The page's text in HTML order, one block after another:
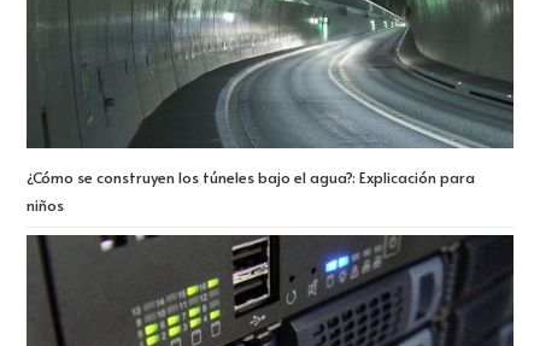
¿Cómo se construyen los túneles bajo el agua?: Explicación para
niños